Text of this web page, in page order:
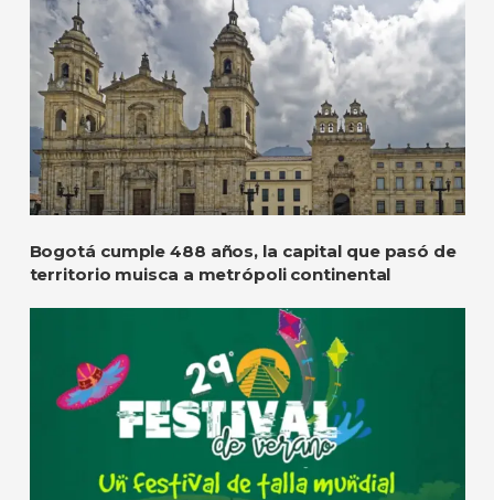
Bogotá cumple 488 años, la capital que pasó de
territorio muisca a metrópoli continental